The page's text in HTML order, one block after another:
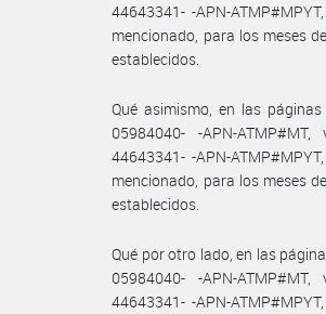
44643341- -APN-
mencionado, para los meses
establecidos.
Qué asimismo, en las
05984040- -APN-
44643341- -APN-
mencionado, para los meses
establecidos.
Qué por otro lado, en las
05984040- -APN-
44643341- -APN-